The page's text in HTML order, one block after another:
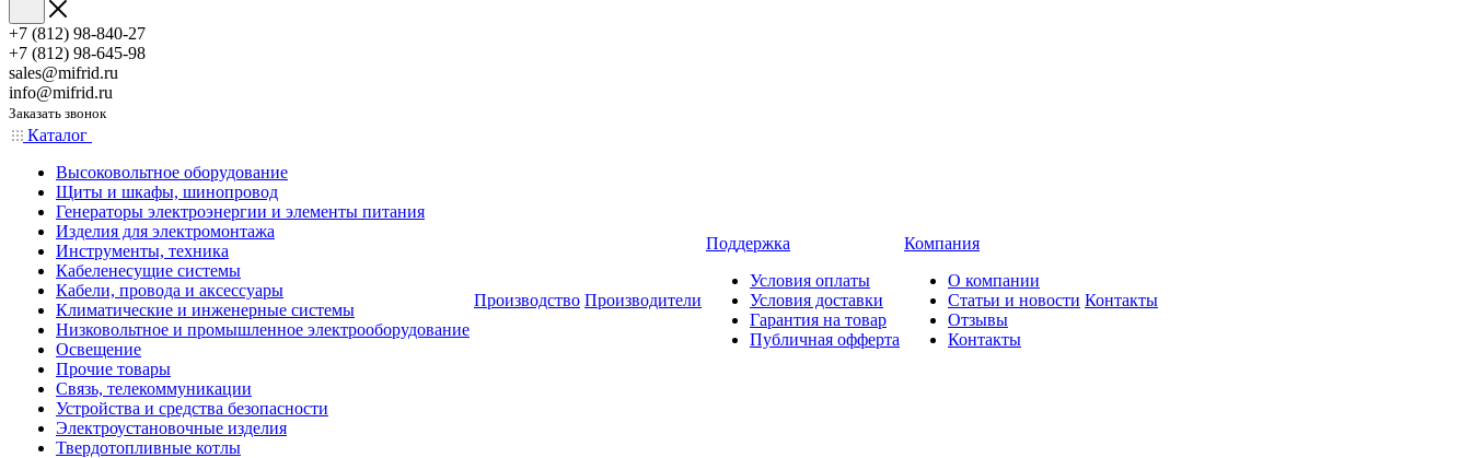
+7 (812) 98-840-27
+7 (812) 98-645-98
sales@mifrid.ru
info@mifrid.ru
Заказать звонок
Каталог
Высоковольтное оборудование
Щиты и шкафы, шинопровод
Генераторы электроэнергии и элементы питания
Изделия для электромонтажа
Инструменты, техника
Кабеленесущие системы
Кабели, провода и аксессуары
Климатические и инженерные системы
Низковольтное и промышленное электрооборудование
Освещение
Прочие товары
Связь, телекоммуникации
Устройства и средства безопасности
Электроустановочные изделия
Твердотопливные котлы
Производство Производители
Поддержка
Условия оплаты
Условия доставки
Гарантия на товар
Публичная офферта
Компания
О компании
Статьи и новости
Отзывы
Контакты
Контакты